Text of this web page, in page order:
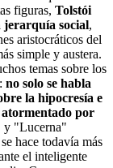
figuras, Tolstói
jerarquía social,
aristocráticos del
simple y austera.
temas sobre los
no solo se habla
la hipocresía e
atormentado por
y "Lucerna"
hace todavía más
el inteligente